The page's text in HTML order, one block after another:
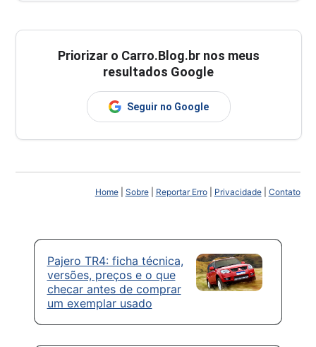
Priorizar o Carro.Blog.br nos meus
resultados Google
Seguir no Google
Home| Sobre| Reportar Erro| Privacidade| Contato
Pajero TR4: ficha técnica,
versões, preços e o que
checar antes de comprar
um exemplar usado